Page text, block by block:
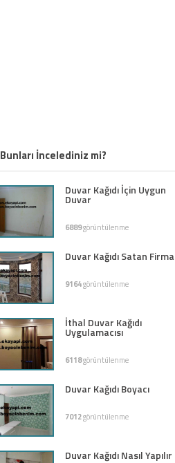
Bunları İncelediniz mi?
Duvar Kağıdı İçin Uygun
Duvar
6889görüntülenme
Duvar Kağıdı Satan Firma
9164görüntülenme
İthal Duvar Kağıdı
Uygulamacısı
6118görüntülenme
Duvar Kağıdı Boyacı
7012görüntülenme
Duvar Kağıdı Nasıl Yapılır